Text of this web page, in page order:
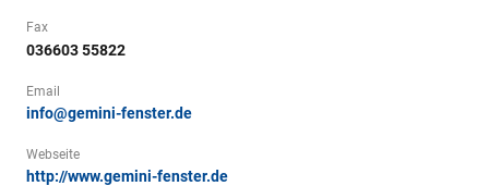
Fax
036603 55822
Email
info@gemini-fenster.de
Webseite
http://www.gemini-fenster.de